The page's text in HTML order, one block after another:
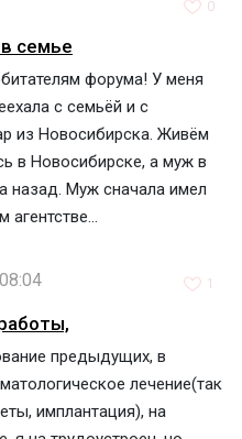
0
семье
форума! У меня
с семьёй и с
из Новосибирска. Живём
в Новосибирске, а муж в
назад. Муж сначала имел
1
предыдущих, в
лечение(так
имплантация), на